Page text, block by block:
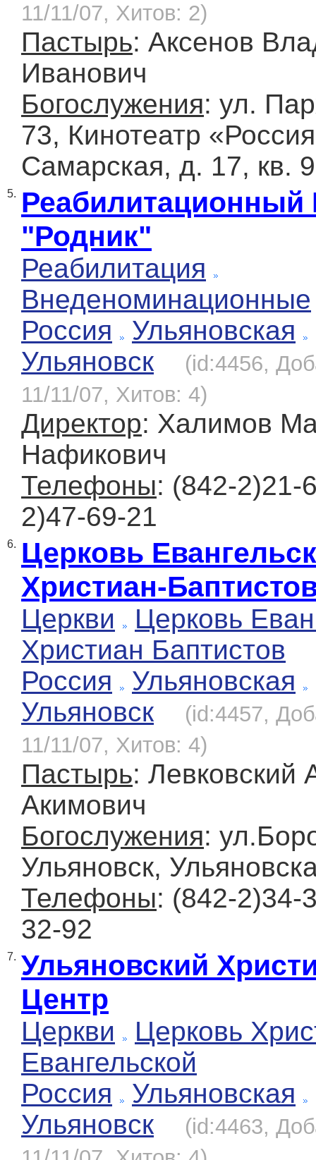
11/11/07, Хитов: 2)
Пастырь: Аксенов
Иванович
Богослужения: ул.
73, Кинотеатр
Самарская, д. 17, кв.
5. Реабилитационный
"Родник"
Реабилитация
Внеденоминационные
Россия
Ульяновская
Ульяновск
(id:4456,
11/11/07, Хитов: 4)
Директор: Халимов
Нафикович
Телефоны: (842-2)21-
2)47-69-21
6. Церковь
Христиан-
Церкви
Церковь
Христиан Баптистов
Россия
Ульяновская
Ульяновск
(id:4457,
11/11/07, Хитов: 4)
Пастырь: Левковский
Акимович
Богослужения:
Ульяновск,
Телефоны: (842-2)34-
32-92
7. Ульяновский
Центр
Церкви
Церковь
Евангельской
Россия
Ульяновская
Ульяновск
(id:4463,